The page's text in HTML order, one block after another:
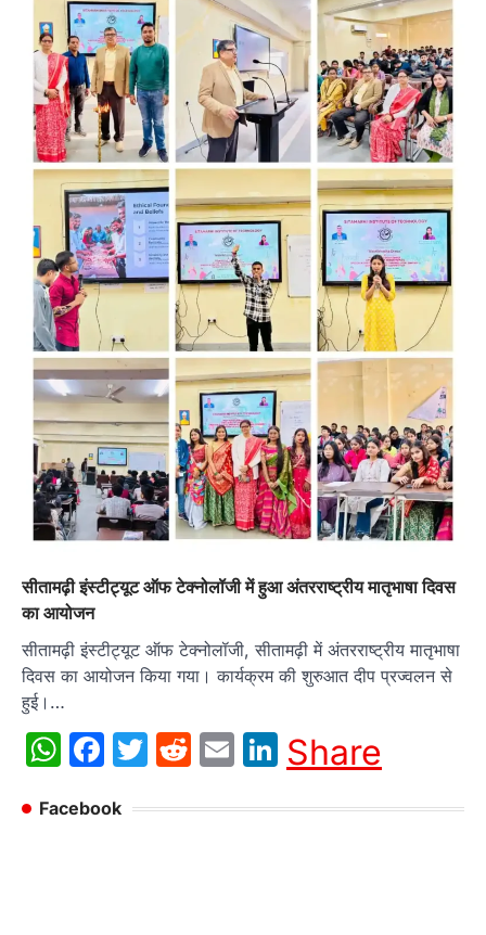
सीतामढ़ी इंस्टीट्यूट ऑफ टेक्नोलॉजी में हुआ अंतरराष्ट्रीय मातृभाषा दिवस
का आयोजन
सीतामढ़ी इंस्टीट्यूट ऑफ टेक्नोलॉजी, सीतामढ़ी में अंतरराष्ट्रीय मातृभाषा
दिवस का आयोजन किया गया। कार्यक्रम की शुरुआत दीप प्रज्वलन से
हुई।…
WhatsApp
Facebook
Twitter
Reddit
EmailLinkedIn
Share
Facebook